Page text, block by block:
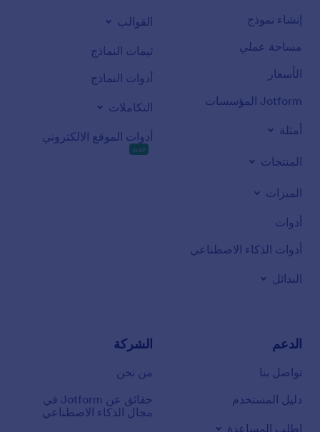
إنشاء نموذج
مساحة عملي
الأسعار
Jotform المؤسسات
أمثلة
المنتجات
الميزات
أدوات
أدوات الذكاء الاصطناعي
البدائل
القوالب
ثيمات النماذج
أدوات النماذج
التكاملات
أدوات الموقع الالكتروني
جديد
الدعم
تواصل بنا
دليل المستخدم
اطلب المساعدة
الشركة
من نحن
حقائق عن Jotform في
مجال الذكاء الاصطناعي